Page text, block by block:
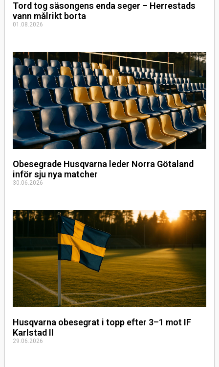
Tord tog säsongens enda seger – Herrestads
vann målrikt borta
01.08.2026
Obesegrade Husqvarna leder Norra Götaland
inför sju nya matcher
30.06.2026
Husqvarna obesegrat i topp efter 3–1 mot IF
Karlstad II
29.06.2026